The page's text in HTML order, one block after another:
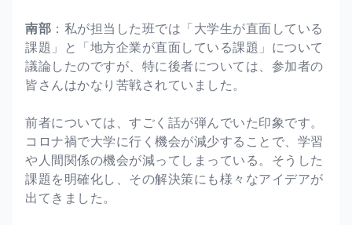
南部 ：私が担当した班では「大学生が直面している
課題」と「地方企業が直面している課題」について
議論したのですが、特に後者については、参加者の
皆さんはかなり苦戦されていました。
前者については、すごく話が弾んでいた印象です。
コロナ禍で大学に行く機会が減少することで、学習
や人間関係の機会が減ってしまっている。そうした
課題を明確化し、その解決策にも様々なアイデアが
出てきました。